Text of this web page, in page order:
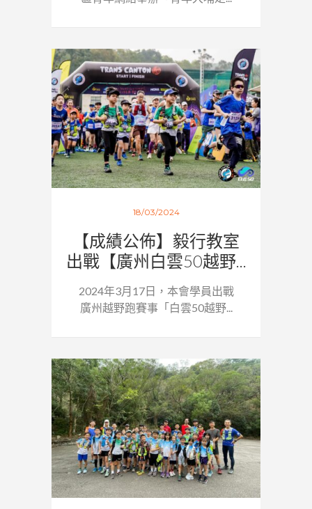
18/03/2024
【成績公佈】毅行教室
出戰【廣州白雲50越野...
2024年3月17日，本會學員出戰
廣州越野跑賽事「白雲50越野...